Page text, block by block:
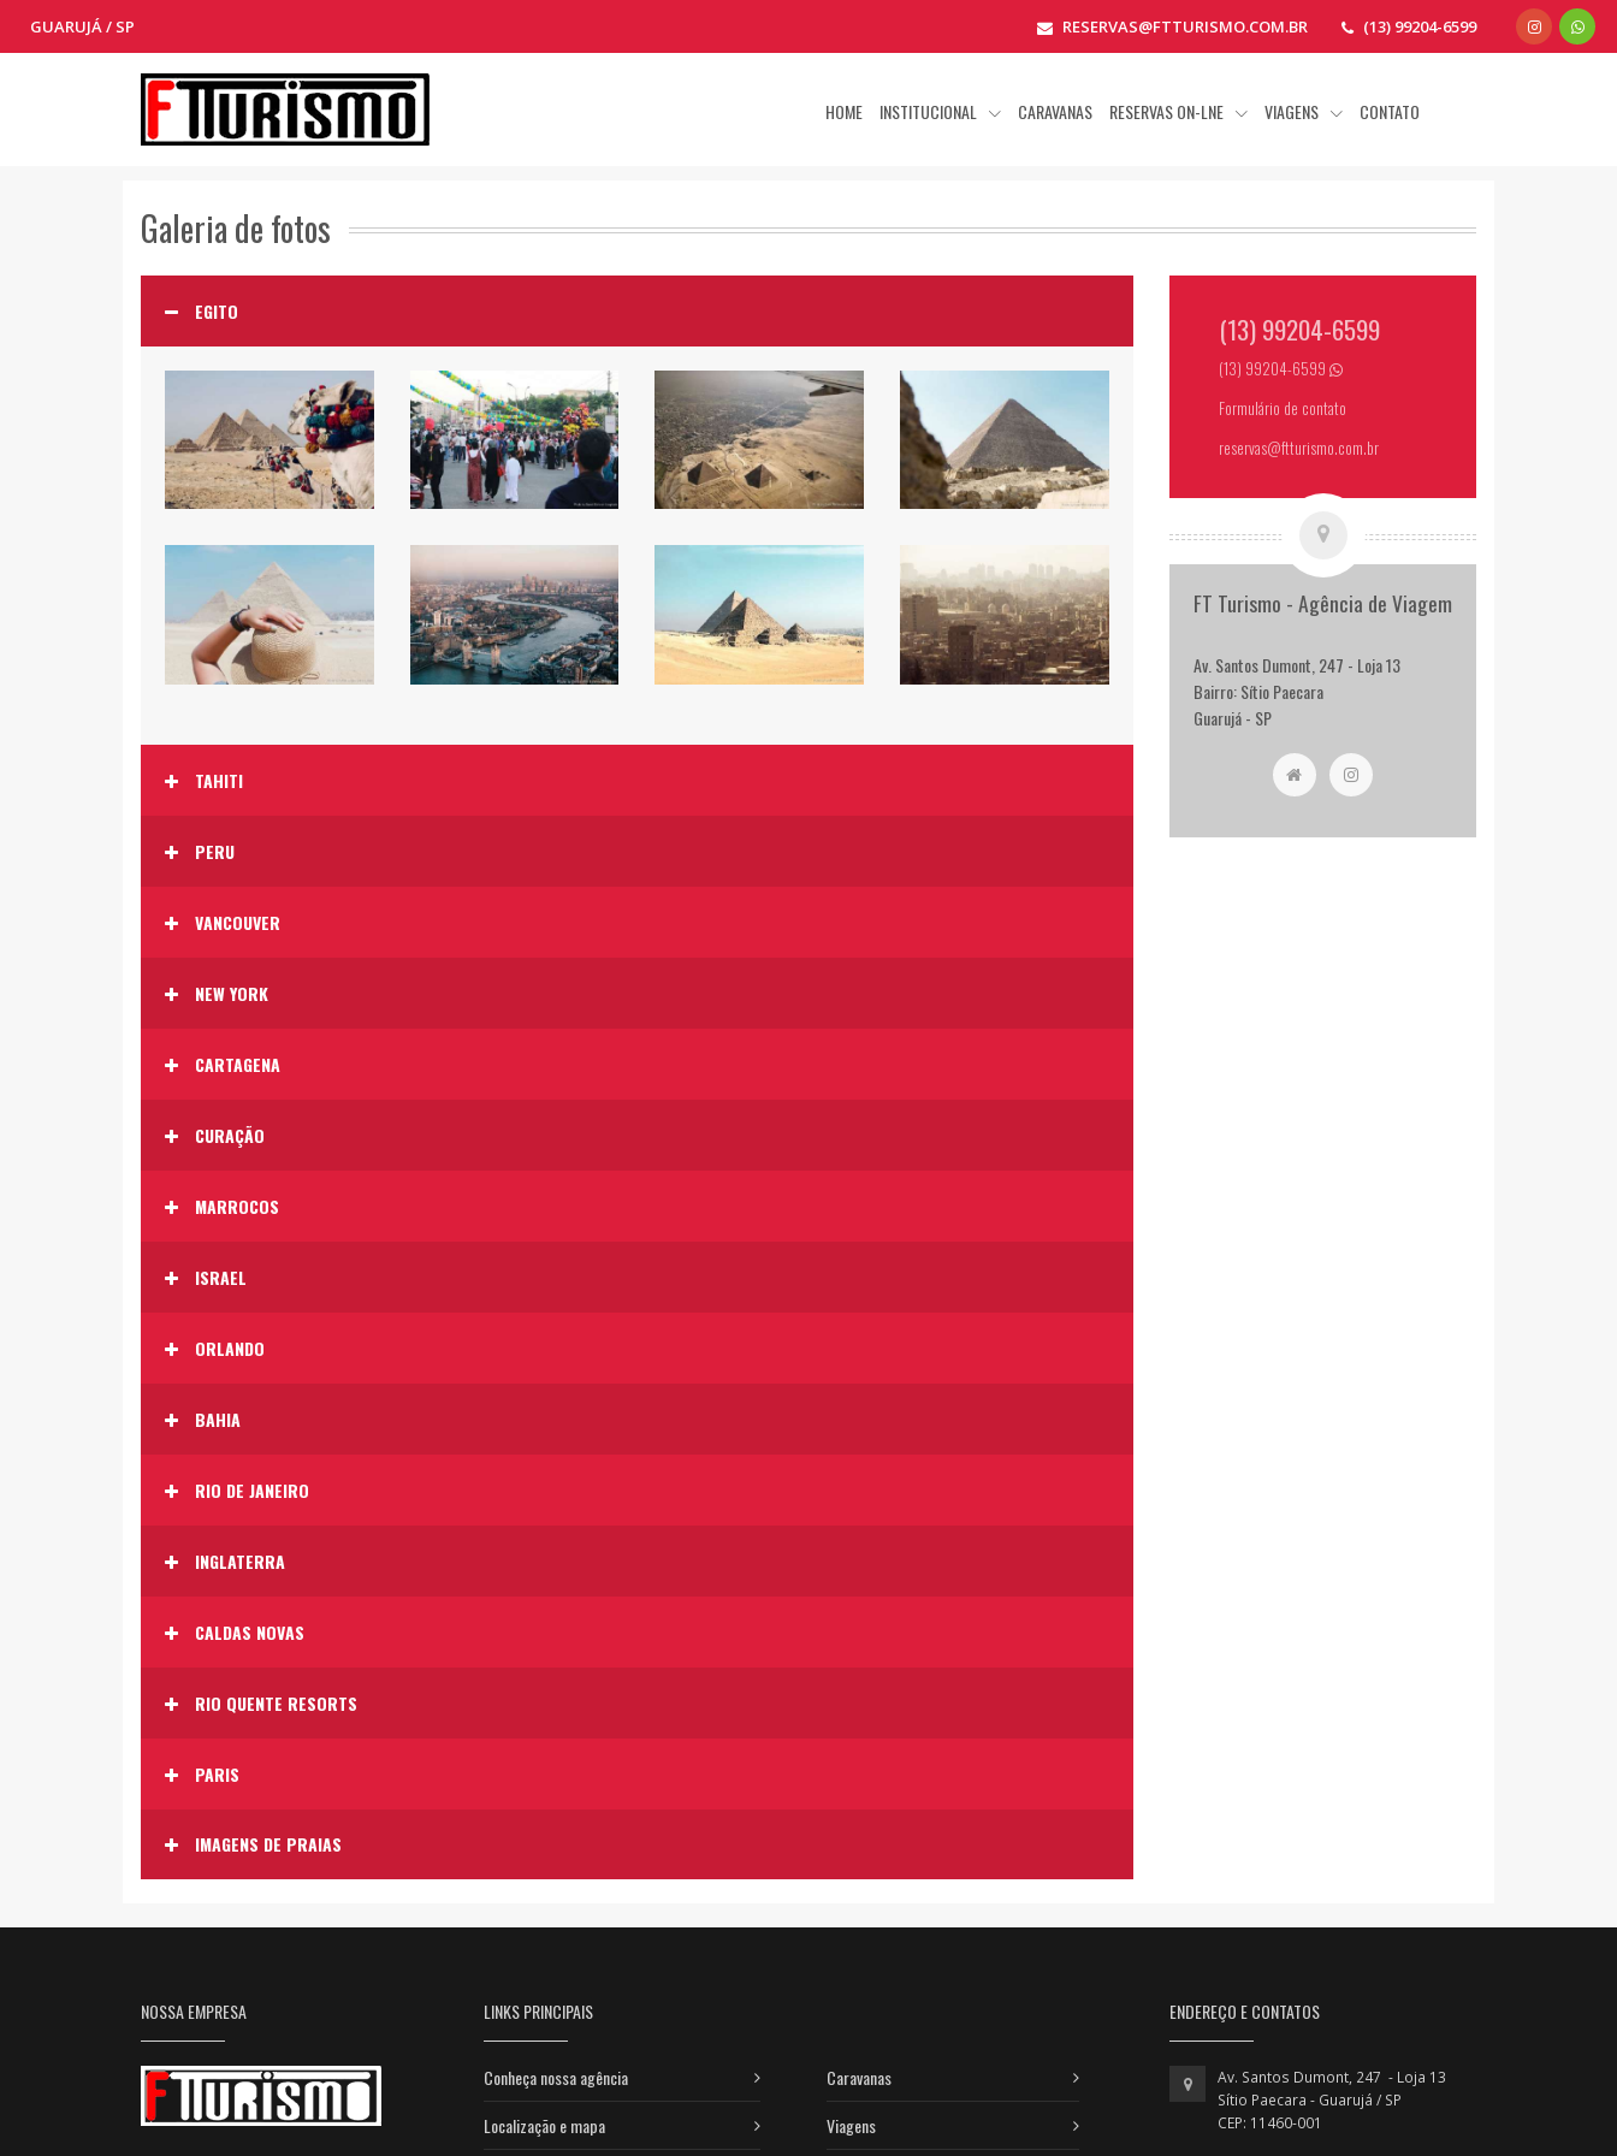
GUARUJÁ / SP RESERVAS@FTTURISMO.COM.BR (13) 99204-6599
HOME INSTITUCIONAL CARAVANAS RESERVAS ON-LNE VIAGENS CONTATO
Galeria de fotos
EGITO
TAHITI
PERU
VANCOUVER
NEW YORK
CARTAGENA
CURAÇÃO
MARROCOS
ISRAEL
ORLANDO
BAHIA
RIO DE JANEIRO
INGLATERRA
CALDAS NOVAS
RIO QUENTE RESORTS
PARIS
IMAGENS DE PRAIAS
(13) 99204-6599
(13) 99204-6599
Formulário de contato
reservas@ftturismo.com.br
FT Turismo - Agência de Viagem
Av. Santos Dumont, 247 - Loja 13
Bairro: Sítio Paecara
Guarujá - SP
NOSSA EMPRESA LINKS PRINCIPAIS
Conheça nossa agência
Localização e mapa
Caravanas
Viagens
ENDEREÇO E CONTATOS
Av. Santos Dumont, 247 - Loja 13
Sítio Paecara - Guarujá / SP
CEP: 11460-001